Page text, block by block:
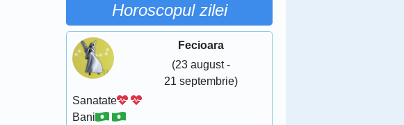
Horoscopul zilei
Fecioara
(23 august -
21 septembrie)
Sanatate
Bani